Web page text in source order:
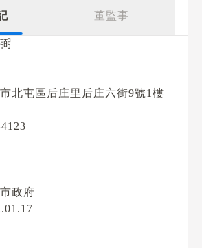
董監事
北屯區后庄里后庄六街9號1樓
政府